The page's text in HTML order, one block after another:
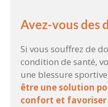
Avez-vous des
Si vous souffrez de
condition de santé,
une blessure
être une solution
confort et